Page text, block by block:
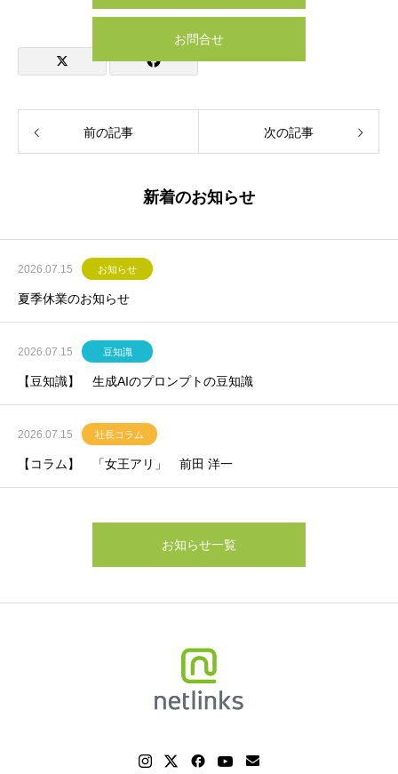
お問合せ
前の記事 次の記事
新着のお知らせ
2026.07.15 お知らせ
夏季休業のお知らせ
2026.07.15 豆知識
【豆知識】 生成AIのプロンプトの豆知識
2026.07.15 社長コラム
【コラム】 「女王アリ」 前田 洋一
お知らせ一覧